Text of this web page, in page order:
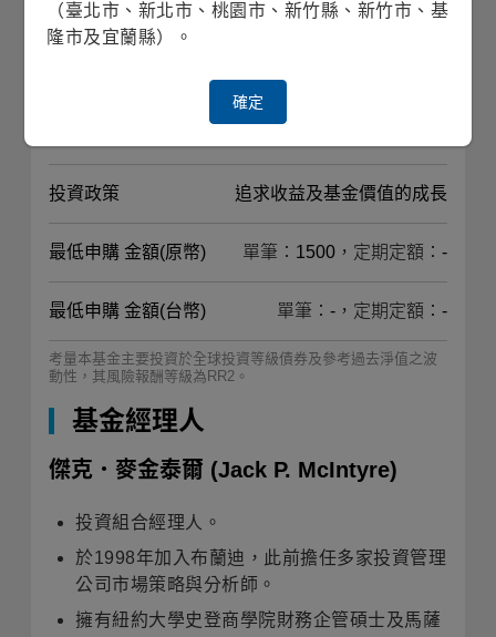
計價幣別 美元
投資政策 追求收益及基金價值的成長
最低申購 金額(原幣) 單筆：1500，定期定額：-
最低申購 金額(台幣) 單筆：-，定期定額：-
考量本基金主要投資於全球投資等級債券及參考過去淨值之波
動性，其風險報酬等級為RR2。
基金經理人
傑克．麥金泰爾 (Jack P. McIntyre)
投資組合經理人。
於1998年加入布蘭迪，此前擔任多家投資管理
公司市場策略與分析師。
擁有紐約大學史登商學院財務企管碩士及馬薩
（臺北市、新北市、桃園市、新竹縣、新竹市、基
隆市及宜蘭縣）。
確定